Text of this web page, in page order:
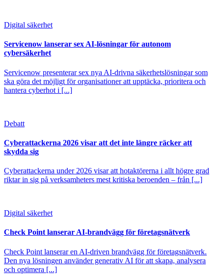
Digital säkerhet
Servicenow lanserar sex AI-lösningar för autonom
cybersäkerhet
Servicenow presenterar sex nya AI-drivna säkerhetslösningar som
ska göra det möjligt för organisationer att upptäcka, prioritera och
hantera cyberhot i [...]
Debatt
Cyberattackerna 2026 visar att det inte längre räcker att
skydda sig
Cyberattackerna under 2026 visar att hotaktörerna i allt högre grad
riktar in sig på verksamheters mest kritiska beroenden – från [...]
Digital säkerhet
Check Point lanserar AI-brandvägg för företagsnätverk
Check Point lanserar en AI-driven brandvägg för företagsnätverk.
Den nya lösningen använder generativ AI för att skapa, analysera
och optimera [...]